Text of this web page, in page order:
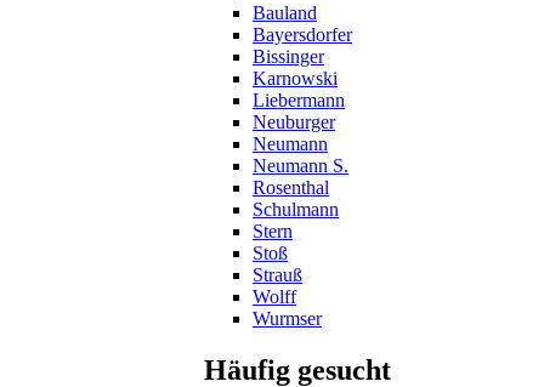
Bauland
Bayersdorfer
Bissinger
Karnowski
Liebermann
Neuburger
Neumann
Neumann S.
Rosenthal
Schulmann
Stern
Stoß
Strauß
Wolff
Wurmser
Häufig gesucht